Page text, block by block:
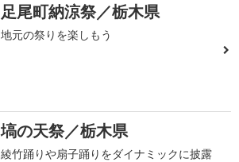
足尾町納涼祭／栃木県
地元の祭りを楽しもう
塙の天祭／栃木県
綾竹踊りや扇子踊りをダイナミックに披露